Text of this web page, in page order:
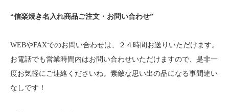
“信楽焼き名入れ商品ご注文・お問い合わせ”
WEBやFAXでのお問い合わせは、２４時間お送りいただけます。
お電話でも営業時間内はお問い合わせいただけますので、是非一
度お気軽にご連絡くださいね。素敵な思い出の品になる事間違い
なしです！